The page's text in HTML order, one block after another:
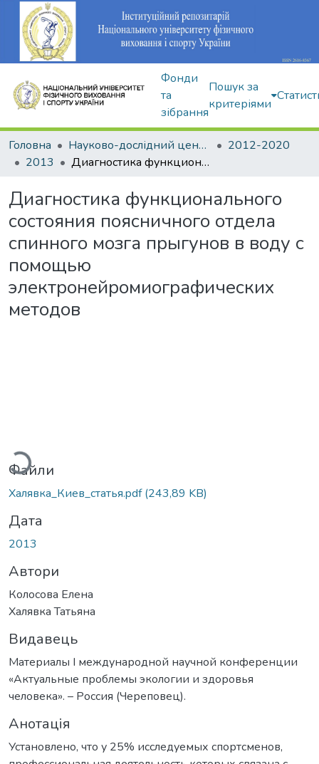
Фонди
та
зібрання
Пошук за
критеріями
Головна Науково-дослідний центр Інституту
2012-2020
2013
Диагностика функционального состояния поясничного отдела спинного мозга прыгунов в воду с помощью электронейромиографических методов
Диагностика функционального
состояния поясничного отдела
спинного мозга прыгунов в воду с
помощью
электронейромиографических
методов
Файли
Халявка_Киев_статья.pdf(243,89 KB)
Дата
2013
Автори
Колосова Елена
Халявка Татьяна
Видавець
Материалы I международной научной конференции
«Актуальные проблемы экологии и здоровья
человека». – Россия (Череповец).
Анотація
Установлено, что у 25% исследуемых спортсменов,